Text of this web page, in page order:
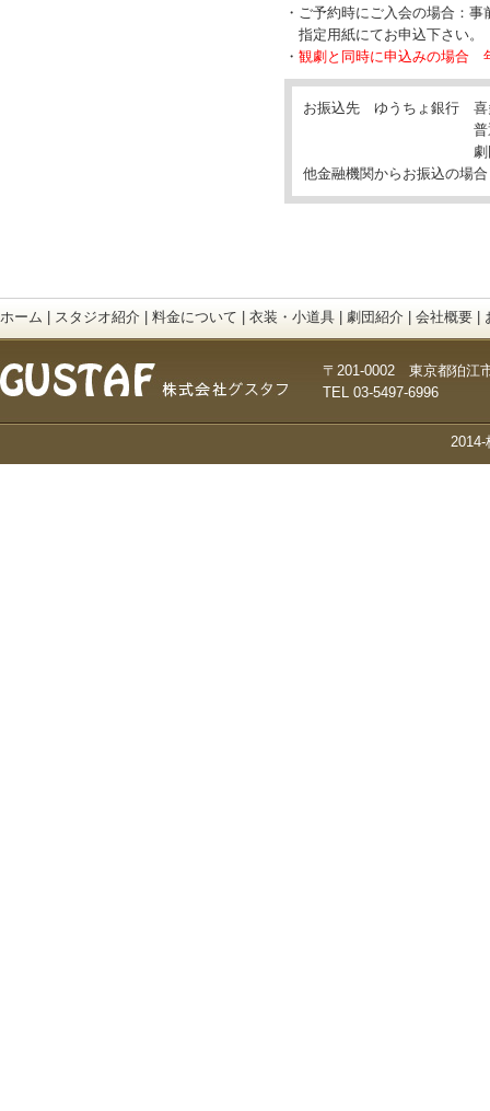
・ご予約時にご入会の場合：
指定用紙にてお申込下さい。
・ 観劇と同時に申込みの場合
お振込先 ゆうちょ銀行 喜
普通口座
劇団グスタ
他金融機関からお振込の場
ホーム スタジオ紹介 料金について 衣装・小道具 劇団紹介 会社概要
〒201-0002 東京都狛江
TEL 03-5497-6996
2014-